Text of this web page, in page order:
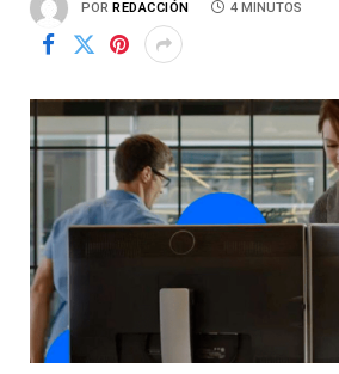
POR REDACCIÓN 4 MINUTOS